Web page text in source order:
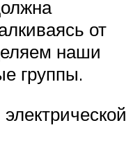
от
наши
группы.